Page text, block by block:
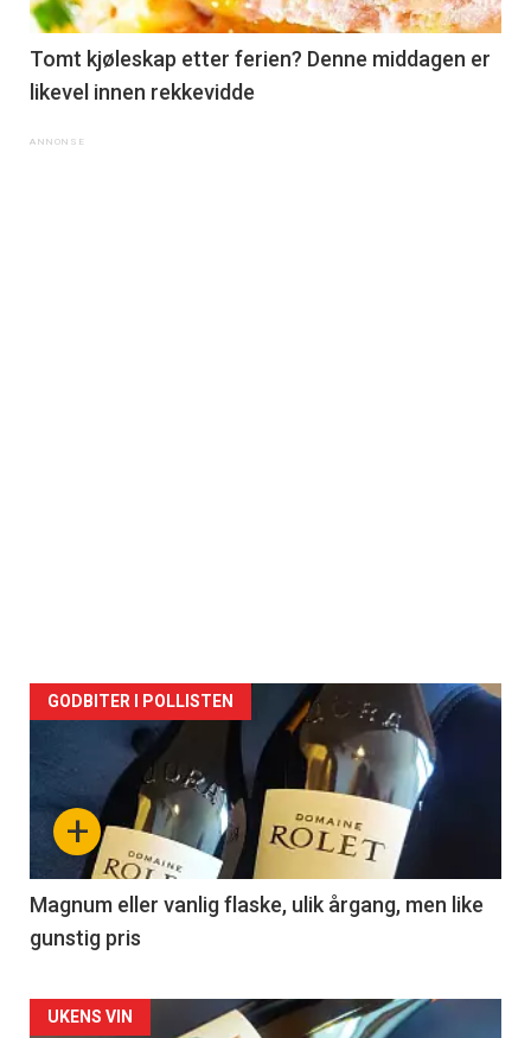
Tomt kjøleskap etter ferien? Denne middagen er
likevel innen rekkevidde
+
GODBITER I POLLISTEN
Magnum eller vanlig flaske, ulik årgang, men like
gunstig pris
UKENS VIN